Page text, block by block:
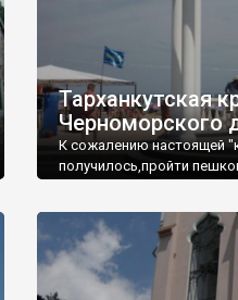
Тарханкутская
Черноморского
К сожалению настоящей
получилось,пройти